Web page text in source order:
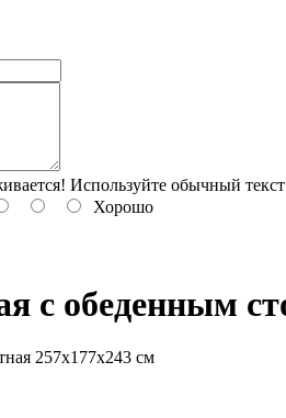
Используйте обычный
Хорошо
с обеденным
257х177х243 см